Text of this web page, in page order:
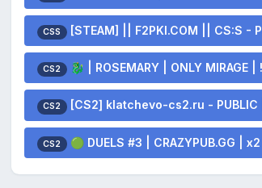
CSS [STEAM] || F2PKI.COM || CS:S -
CS2 🐉 | ROSEMARY | ONLY MIRAGE |
CS2 [CS2] klatchevo-cs2.ru - PUBLIC
CS2 🟢 DUELS #3 | CRAZYPUB.GG | x2